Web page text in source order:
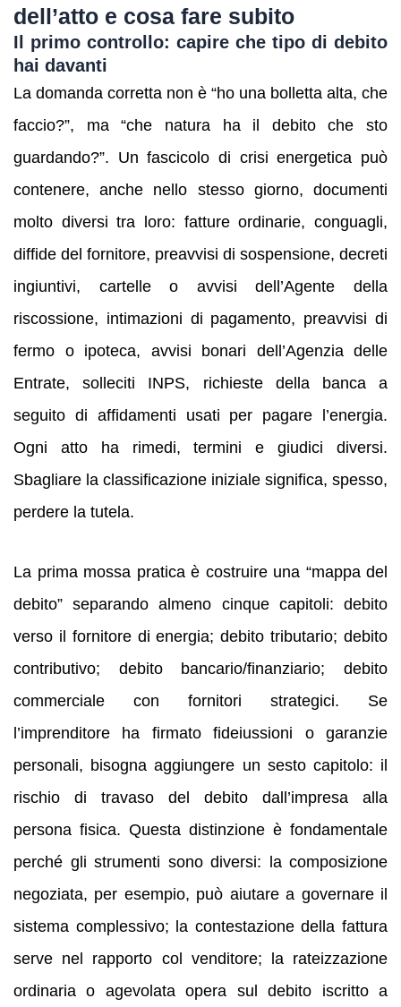
dell’atto e cosa fare subito
Il primo controllo: capire che tipo di debito
hai davanti
La domanda corretta non è “ho una bolletta alta, che
faccio?”, ma “che natura ha il debito che sto
guardando?”. Un fascicolo di crisi energetica può
contenere, anche nello stesso giorno, documenti
molto diversi tra loro: fatture ordinarie, conguagli,
diffide del fornitore, preavvisi di sospensione, decreti
ingiuntivi, cartelle o avvisi dell’Agente della
riscossione, intimazioni di pagamento, preavvisi di
fermo o ipoteca, avvisi bonari dell’Agenzia delle
Entrate, solleciti INPS, richieste della banca a
seguito di affidamenti usati per pagare l’energia.
Ogni atto ha rimedi, termini e giudici diversi.
Sbagliare la classificazione iniziale significa, spesso,
perdere la tutela.
La prima mossa pratica è costruire una “mappa del
debito” separando almeno cinque capitoli: debito
verso il fornitore di energia; debito tributario; debito
contributivo; debito bancario/finanziario; debito
commerciale con fornitori strategici. Se
l’imprenditore ha firmato fideiussioni o garanzie
personali, bisogna aggiungere un sesto capitolo: il
rischio di travaso del debito dall’impresa alla
persona fisica. Questa distinzione è fondamentale
perché gli strumenti sono diversi: la composizione
negoziata, per esempio, può aiutare a governare il
sistema complessivo; la contestazione della fattura
serve nel rapporto col venditore; la rateizzazione
ordinaria o agevolata opera sul debito iscritto a